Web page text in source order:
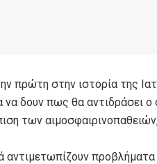
πρώτη στην ιστορία της
δουν πως θα αντιδράσει ο
των
προβλήματα